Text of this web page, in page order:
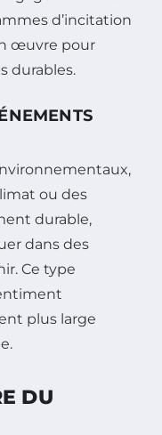
d’incitation
œuvre pour
durables.
ou des
durable,
dans des
Ce type
plus large
DU